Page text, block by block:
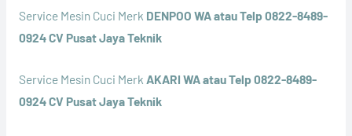
Service Mesin Cuci Merk DENPOO WA atau Telp 0822-8489-
0924 CV Pusat Jaya Teknik
Service Mesin Cuci Merk AKARI WA atau Telp 0822-8489-
0924 CV Pusat Jaya Teknik